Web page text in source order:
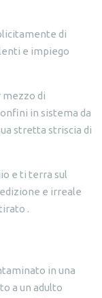
di
e impiego
mezzo di
in sistema da
stretta striscia di
e ti terra sul
e irreale
.
in una
a un adulto